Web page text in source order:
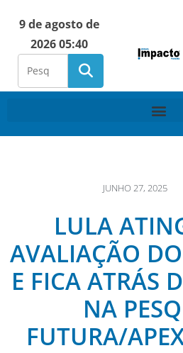
9 de agosto de
2026 05:40
JUNHO 27, 2025
LULA
AVALIAÇÃO
E FICA ATRÁS
NA
FUTURA/